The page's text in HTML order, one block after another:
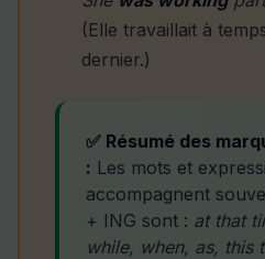
(Elle travaillait à
dernier.)
✅ Résumé des
: Les mots et
accompagnent
+ ING sont : at that
while, when, as, this